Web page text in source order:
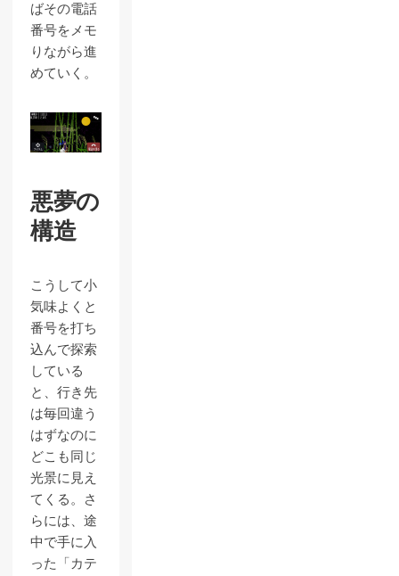
ばその電話
番号をメモ
りながら進
めていく。
悪夢の
構造
こうして小
気味よくと
番号を打ち
込んで探索
している
と、行き先
は毎回違う
はずなのに
どこも同じ
光景に見え
てくる。さ
らには、途
中で手に入
った「カテ